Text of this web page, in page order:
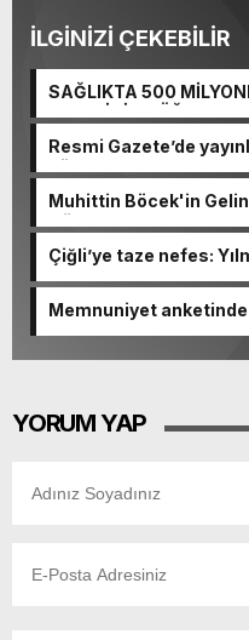
İLGİNİZİ ÇEKEBİLİR
SAĞLIKTA 500
KAÇIŞ İÇİN DÜĞMEYE
Resmi Gazete’de
görevden alındı!
Muhittin Böcek'in
Gözaltı Kararı!
Çiğli’ye taze nefes:
Memnuniyet
başkanlardan
YORUM YAP